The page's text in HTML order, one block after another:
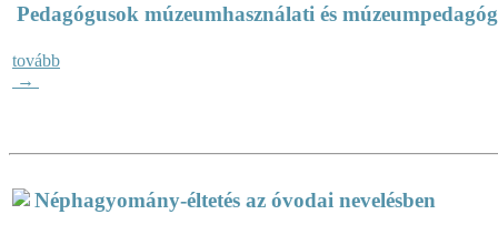
Pedagógusok múzeumhasználati és
tovább
→
Néphagyomány-éltetés az óvodai nevelésben